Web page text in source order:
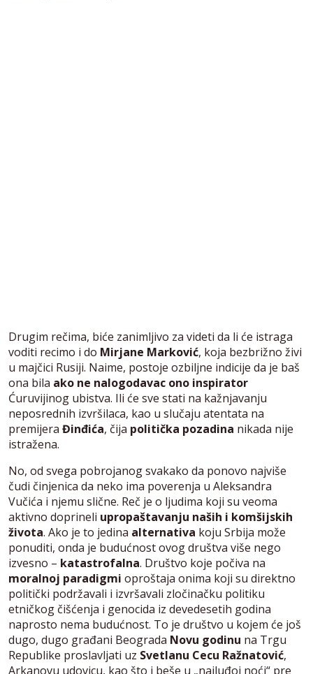
Drugim rečima, biće zanimljivo za videti da li će istraga
voditi recimo i do Mirjane Marković, koja bezbrižno živi
u majčici Rusiji. Naime, postoje ozbiljne indicije da je baš
ona bila ako ne nalogodavac ono inspirator
Ćuruvijinog ubistva. Ili će sve stati na kažnjavanju
neposrednih izvršilaca, kao u slučaju atentata na
premijera Đinđića, čija politička pozadina nikada nije
istražena.
No, od svega pobrojanog svakako da ponovo najviše
čudi činjenica da neko ima poverenja u Aleksandra
Vučića i njemu slične. Reč je o ljudima koji su veoma
aktivno doprineli upropaštavanju naših i komšijskih
života. Ako je to jedina alternativa koju Srbija može
ponuditi, onda je budućnost ovog društva više nego
izvesno – katastrofalna. Društvo koje počiva na
moralnoj paradigmi oproštaja onima koji su direktno
politički podržavali i izvršavali zločinačku politiku
etničkog čišćenja i genocida iz devedesetih godina
naprosto nema budućnost. To je društvo u kojem će još
dugo, dugo građani Beograda Novu godinu na Trgu
Republike proslavljati uz Svetlanu Cecu Ražnatović,
Arkanovu udovicu, kao što i beše u „najluđoj noći“ pre